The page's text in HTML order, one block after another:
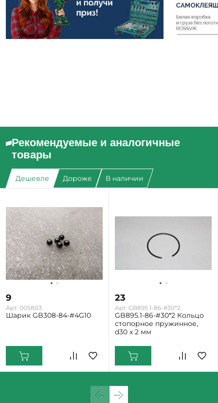
Рекомендуемые и аналогичные
товары
Дешевле Дороже В наличии
9
Арт. 005803
Шарик GB308-84-#4G10
23
Арт. GB895.1-86-#30*2
GB895.1-86-#30*2 Кольцо
стопорное пружинное,
d30 x 2 мм